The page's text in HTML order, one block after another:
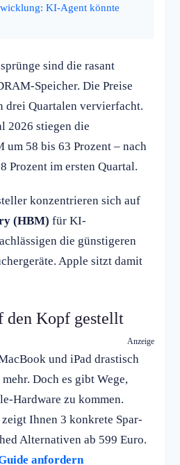
KI-Agent könnte
sind die rasant
Speicher. Die Preise
drei Quartalen vervierfacht.
2026 stiegen die
um 58 bis 63 Prozent – nach
Prozent im ersten Quartal.
konzentrieren sich auf
(HBM) für KI-
die günstigeren
Apple sitzt damit
den Kopf gestellt
Anzeige
und iPad drastisch
Doch es gibt Wege,
Hardware zu kommen.
Ihnen 3 konkrete Spar-
Alternativen ab 599 Euro.
anfordern